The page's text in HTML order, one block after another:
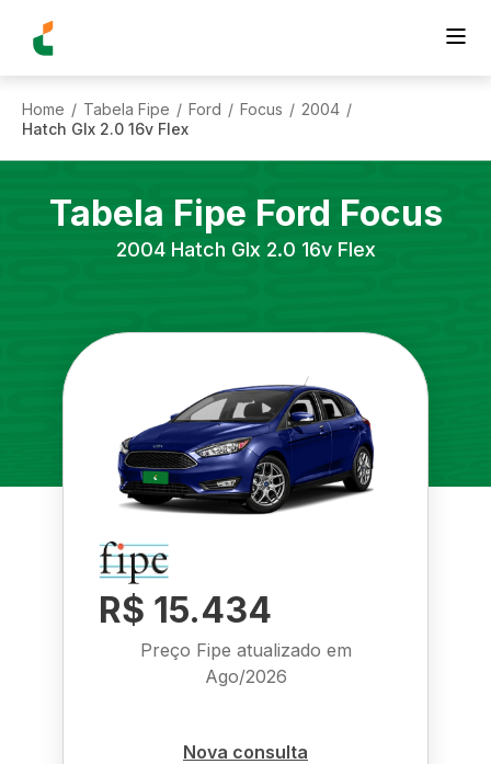
Home / Tabela Fipe / Ford / Focus / 2004 /
Hatch Glx 2.0 16v Flex
Tabela Fipe Ford Focus
2004 Hatch Glx 2.0 16v Flex
R$ 15.434
Preço Fipe atualizado em
Ago/2026
Nova consulta